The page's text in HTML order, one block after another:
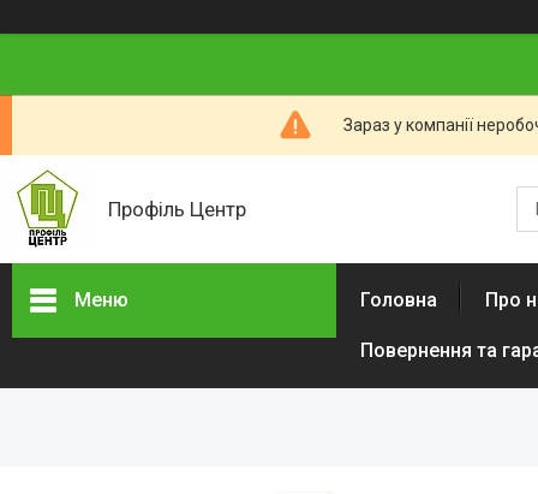
Зараз у компанії
Профіль Центр
Меню Головна Про
Повернення та